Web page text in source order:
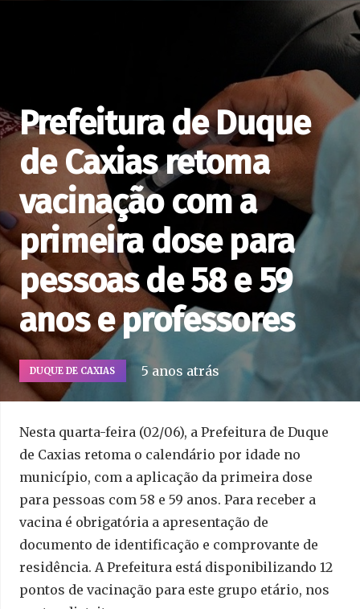
Prefeitura de Duque
de Caxias retoma
vacinação com a
primeira dose para
pessoas de 58 e 59
anos e professores
DUQUE DE CAXIAS 5 anos atrás
Nesta quarta-feira (02/06), a Prefeitura de Duque
de Caxias retoma o calendário por idade no
município, com a aplicação da primeira dose
para pessoas com 58 e 59 anos. Para receber a
vacina é obrigatória a apresentação de
documento de identificação e comprovante de
residência. A Prefeitura está disponibilizando 12
pontos de vacinação para este grupo etário, nos